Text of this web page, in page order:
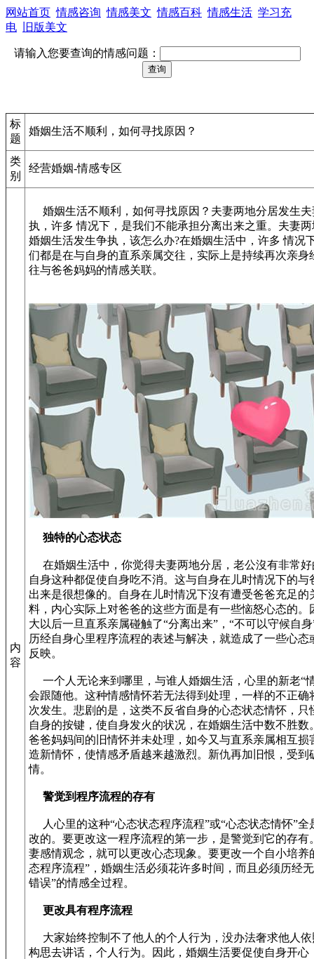
网站首页 情感咨询 情感美文 情感百科 情感生活 学习充
电
旧版美文
请输入您要查询的情感问题：
标
题
婚姻生活不顺利，如何寻找原因？
类
别
经营婚姻-情感专区
内
容
婚姻生活不顺利，如何寻找原因？夫妻两地分居发生夫
执，许多 情况下，是我们不能承担分离出来之重。夫妻
婚姻生活发生争执，该怎么办?在婚姻生活中，许多 情况
们都是在与自身的直系亲属交往，实际上是持续再次亲身
往与爸爸妈妈的情感关联。
独特的心态状态
在婚姻生活中，你觉得夫妻两地分居，老公沒有非常好
自身这种都促使自身吃不消。这与自身在儿时情况下的与
出来是很想像的。自身在儿时情况下沒有遭受爸爸充足的
料，内心实际上对爸爸的这些方面是有一些恼怒心态的。
大以后一旦直系亲属碰触了“分离出来”，“不可以守候自
历经自身心里程序流程的表述与解决，就造成了一些心态
反映。
一个人无论来到哪里，与谁人婚姻生活，心里的新老“
会跟随他。这种情感情怀若无法得到处理，一样的不正确
次发生。悲剧的是，这类不反省自身的心态状态情怀，只
自身的按键，使自身发火的状况，在婚姻生活中数不胜数
爸爸妈妈间的旧情怀并未处理，如今又与直系亲属相互损
造新情怀，使情感矛盾越来越激烈。新仇再加旧恨，受到
情。
警觉到程序流程的存有
人心里的这种“心态状态程序流程”或“心态状态情怀”全
改的。要更改这一程序流程的第一步，是警觉到它的存有
妻感情观念，就可以更改心态现象。要更改一个自小培养
态程序流程”，婚姻生活必须花许多时间，而且必须历经
错误”的情感全过程。
更改具有程序流程
大家始终控制不了他人的个人行为，没办法奢求他人依
构思去讲话，个人行为。因此，婚姻生活要促使自身开心